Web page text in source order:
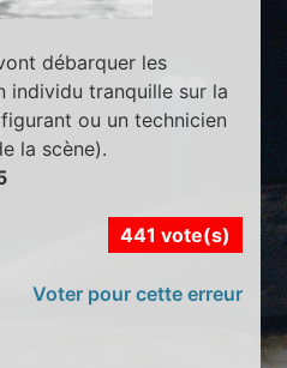
débarquer les
individu tranquille sur la
ou un technicien
la scène).
441 vote(s)
Voter pour cette erreur